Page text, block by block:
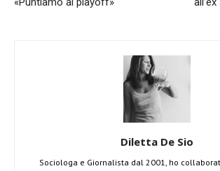
Diletta De Sio
Sociologa e Giornalista dal 2001, ho